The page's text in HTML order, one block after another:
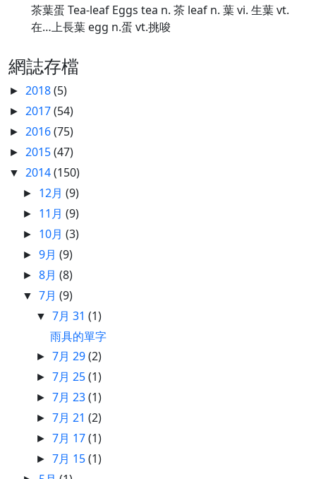
茶葉蛋 Tea-leaf Eggs tea n. 茶 leaf n. 葉 vi. 生葉 vt.
在…上長葉 egg n.蛋 vt.挑唆
網誌存檔
► 2018(5)
► 2017(54)
► 2016(75)
► 2015(47)
▼ 2014(150)
► 12月(9)
► 11月(9)
► 10月(3)
►9月(9)
►8月(8)
▼7月(9)
▼7月 31(1)
雨具的單字
►7月 29(2)
►7月 25(1)
►7月 23(1)
►7月 21(2)
►7月 17(1)
►7月 15(1)